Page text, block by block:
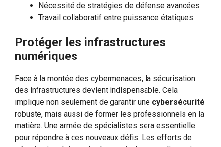
Nécessité de stratégies de défense avancées
Travail collaboratif entre puissance étatiques
Protéger les infrastructures
numériques
Face à la montée des cybermenaces, la sécurisation
des infrastructures devient indispensable. Cela
implique non seulement de garantir une cybersécurité
robuste, mais aussi de former les professionnels en la
matière. Une armée de spécialistes sera essentielle
pour répondre à ces nouveaux défis. Les efforts de